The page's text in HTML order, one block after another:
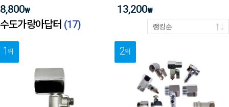
8,800₩ 13,200₩
수도가랑아답터 (17) 랭킹순
1위 2위